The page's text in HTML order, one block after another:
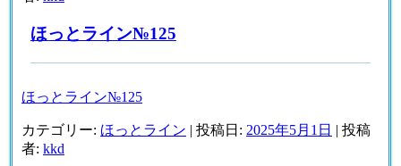
ほっとライン№125
ほっとライン№125
カテゴリー: ほっとライン | 投稿日: 2025年5月1日 | 投稿
者: kkd